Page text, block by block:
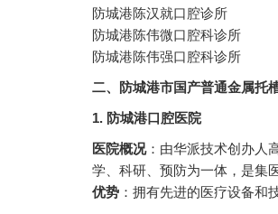
防城港陈汉就口腔诊所
防城港陈伟微口腔科诊所
防城港陈伟强口腔科诊所
二、防城港市国产普通金属托
1. 防城港口腔医院
医院概况：由华派技术创办人
学、科研、预防为一体，是集
优势 ：拥有先进的医疗设备和